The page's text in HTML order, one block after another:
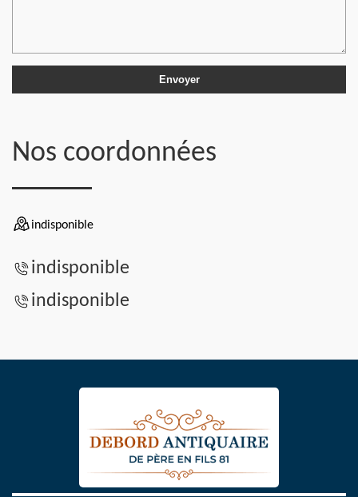
Nos coordonnées
indisponible
indisponible
indisponible